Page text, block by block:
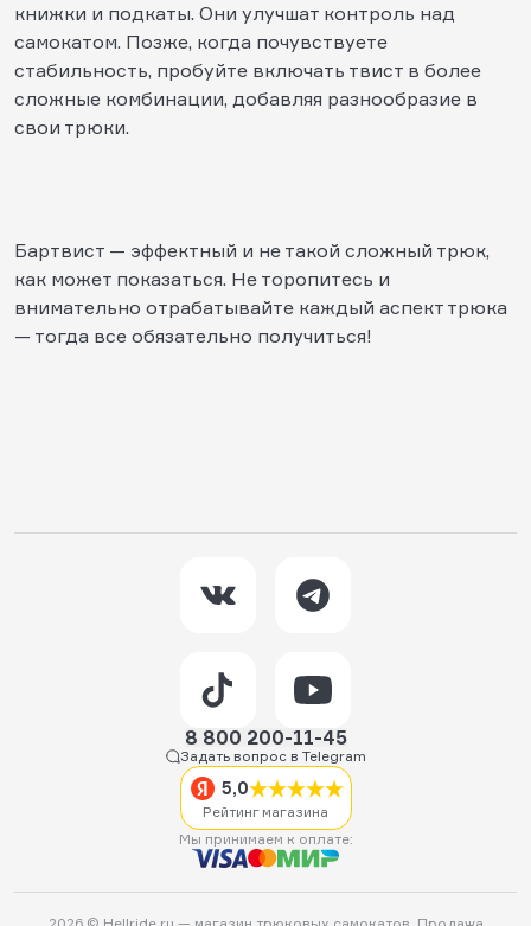
книжки и подкаты. Они улучшат контроль над
самокатом. Позже, когда почувствуете
стабильность, пробуйте включать твист в более
сложные комбинации, добавляя разнообразие в
свои трюки.
Бартвист — эффектный и не такой сложный трюк,
как может показаться. Не торопитесь и
внимательно отрабатывайте каждый аспект трюка
— тогда все обязательно получиться!
8 800 200-11-45
Задать вопрос в Telegram
5,0
Рейтинг магазина
Мы принимаем к оплате: